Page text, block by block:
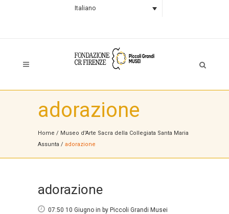
Italiano
adorazione
Home / Museo d'Arte Sacra della Collegiata Santa Maria
Assunta / adorazione
adorazione
07:50 10 Giugno in by Piccoli Grandi Musei